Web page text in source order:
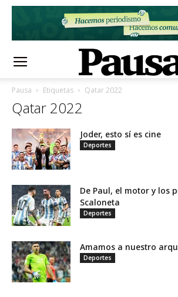
Pausa Etiquetas Qatar 2022
Qatar 2022
Joder, esto sí es cine
Deportes
De Paul, el motor y los
Scaloneta
Deportes
Amamos a nuestro
Deportes